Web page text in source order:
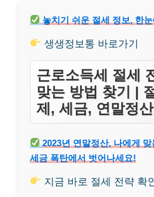
놓치기 쉬운 절세 정보, 한
생생정보통 바로가기
근로소득세 절세
맞는 방법 찾기 |
제, 세금, 연말정
2023년 연말정산, 나에게
세금 폭탄에서 벗어나세요!
지금 바로 절세 전략 확